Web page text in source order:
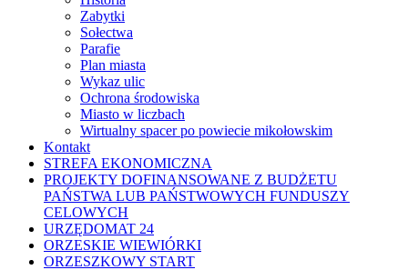
Zabytki
Sołectwa
Parafie
Plan miasta
Wykaz ulic
Ochrona środowiska
Miasto w liczbach
Wirtualny spacer po powiecie mikołowskim
Kontakt
STREFA EKONOMICZNA
PROJEKTY DOFINANSOWANE Z BUDŻETU
PAŃSTWA LUB PAŃSTWOWYCH FUNDUSZY
CELOWYCH
URZĘDOMAT 24
ORZESKIE WIEWIÓRKI
ORZESZKOWY START